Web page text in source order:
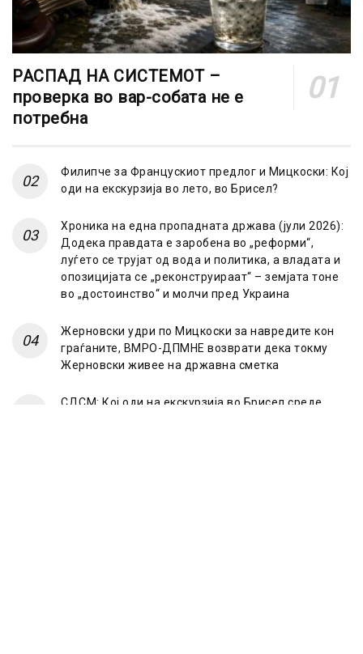
РАСПАД НА СИСТЕМОТ –
проверка во вар-собата не е
потребна
Филипче за Францускиот предлог и Мицкоски: Кој
оди на екскурзија во лето, во Брисел?
Хроника на една пропадната држава (јули 2026):
Додека правдата е заробена во „реформи“,
луѓето се трујат од вода и политика, а владата и
опозицијата се „реконструираат“ – земјата тоне
во „достоинство“ и молчи пред Украина
Жерновски удри по Мицкоски за навредите кон
граѓаните, ВМРО-ДПМНЕ возврати дека токму
Жерновски живее на државна сметка
СДСМ: Кој оди на екскурзија во Брисел среде